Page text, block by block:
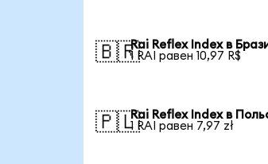
🇧🇷Rai Reflex Index в
1 RAI равен 10,97 R$
🇵🇱Rai Reflex Index в
1 RAI равен 7,97 zł